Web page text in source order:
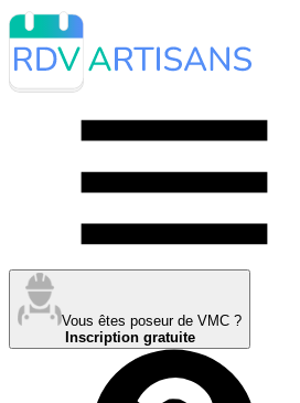
Vous êtes poseur de VMC ?
Inscription gratuite